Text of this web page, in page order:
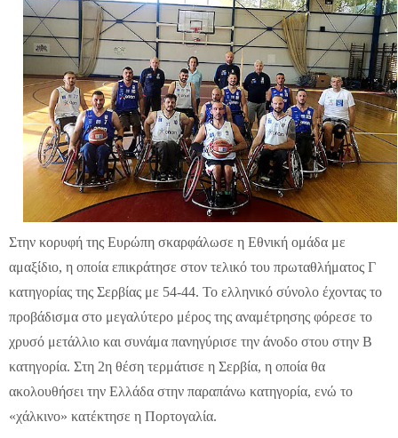
Στην κορυφή της Ευρώπη σκαρφάλωσε η Εθνική ομάδα με
αμαξίδιο, η οποία επικράτησε στον τελικό του πρωταθλήματος Γ
κατηγορίας της Σερβίας με 54-44. Το ελληνικό σύνολο έχοντας το
προβάδισμα στο μεγαλύτερο μέρος της αναμέτρησης φόρεσε το
χρυσό μετάλλιο και συνάμα πανηγύρισε την άνοδο στου στην Β
κατηγορία. Στη 2η θέση τερμάτισε η Σερβία, η οποία θα
ακολουθήσει την Ελλάδα στην παραπάνω κατηγορία, ενώ το
«χάλκινο» κατέκτησε η Πορτογαλία.